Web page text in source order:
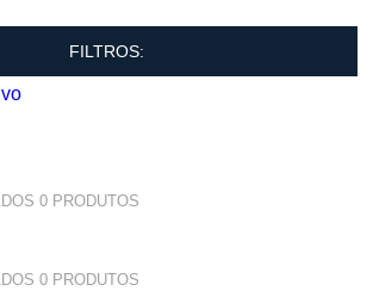
FILTROS:
0 PRODUTOS
0 PRODUTOS